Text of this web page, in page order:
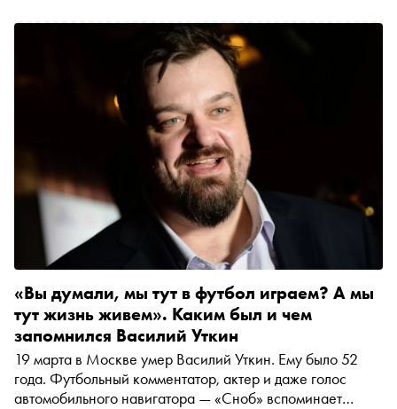
«Вы думали, мы тут в футбол играем? А мы
тут жизнь живем». Каким был и чем
запомнился Василий Уткин
19 марта в Москве умер Василий Уткин. Ему было 52
года. Футбольный комментатор, актер и даже голос
автомобильного навигатора — «Сноб» вспоминает